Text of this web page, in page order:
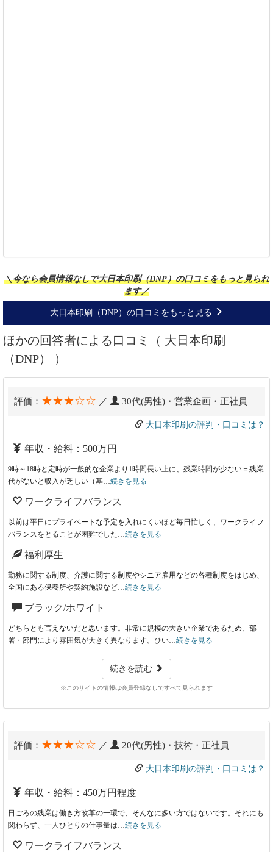
＼今なら会員情報なしで大日本印刷（DNP）の口コミをもっと見られ
ます／
大日本印刷（DNP）の口コミをもっと見る
ほかの回答者による口コミ（ 大日本印刷
（DNP） ）
評価： ★★★☆☆ ／ 30代(男性)・営業企画・正社員
大日本印刷の評判・口コミは？
年収・給料：500万円
9時～18時と定時が一般的な企業より1時間長い上に、残業時間が少ない＝残業
代がないと収入が乏しい（基… 続きを見る
ワークライフバランス
以前は平日にプライベートな予定を入れにくいほど毎日忙しく、ワークライフ
バランスをとることが困難でした… 続きを見る
福利厚生
勤務に関する制度、介護に関する制度やシニア雇用などの各種制度をはじめ、
全国にある保養所や契約施設など… 続きを見る
ブラック/ホワイト
どちらとも言えないだと思います。非常に規模の大きい企業であるため、部
署・部門により雰囲気が大きく異なります。ひい… 続きを見る
続きを読む
※このサイトの情報は会員登録なしですべて見られます
評価： ★★★☆☆ ／ 20代(男性)・技術・正社員
大日本印刷の評判・口コミは？
年収・給料：450万円程度
日ごろの残業は働き方改革の一環で、そんなに多い方ではないです。それにも
関わらず、一人ひとりの仕事量は… 続きを見る
ワークライフバランス